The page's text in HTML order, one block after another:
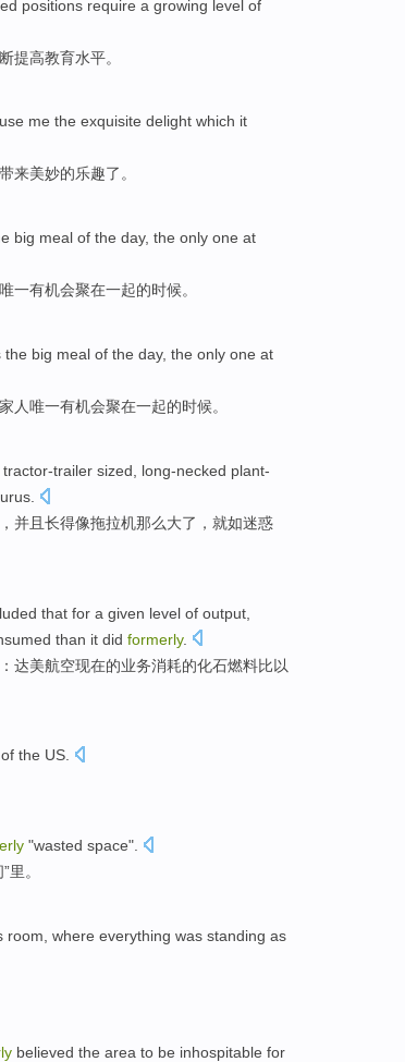
positions require a growing level of
提高教育水平。
me the exquisite delight which it
带来美妙的乐趣了。
big meal of the day, the only one at
唯一有机会聚在一起的时候。
the big meal of the day, the only one at
人唯一有机会聚在一起的时候。
tractor-trailer sized, long-necked plant-
并且长得像拖拉机那么大了，就如迷惑
that for a given level of output
than it did formerly.
达美航空现在的业务消耗的化石燃料比以
the US.
"wasted space".
”里。
room where everything was standing as
believed the area to be inhospitable for